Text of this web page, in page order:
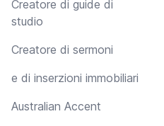
Creatore di guide di
studio
Creatore di sermoni
e di inserzioni immobiliari
Australian Accent